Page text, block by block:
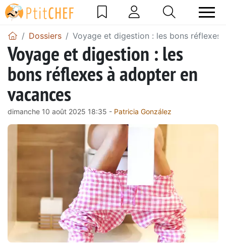
Dossiers Voyage et digestion : les bons réflexes
Voyage et digestion : les
bons réflexes à adopter en
vacances
dimanche 10 août 2025 18:35 - Patricia González